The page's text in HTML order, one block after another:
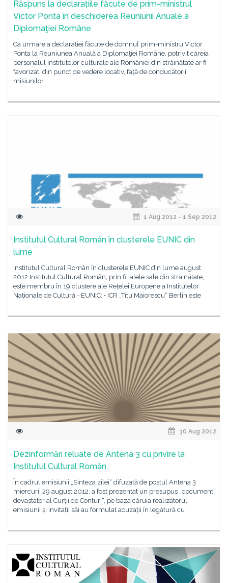
Răspuns la declarațiile făcute de prim-ministrul
Victor Ponta în deschiderea Reuniunii Anuale a
Diplomaţiei Române
Ca urmare a declarației făcute de domnul prim-ministru Victor
Ponta la Reuniunea Anuală a Diplomaţiei Române, potrivit căreia
personalul institutelor culturale ale României din străinătate ar fi
favorizat, din punct de vedere locativ, față de conducătorii
misiunilor
1 Aug 2012 - 1 Sep 2012
Institutul Cultural Român în clusterele EUNIC din
lume
Institutul Cultural Român în clusterele EUNIC din lume august
2012 Institutul Cultural Român, prin filialele sale din străinătate,
este membru în 19 clustere ale Rețelei Europene a Institutelor
Naționale de Cultură - EUNIC: • ICR „Titu Maiorescu“ Berlin este
30 Aug 2012
Dezinformări reluate de Antena 3 cu privire la
Institutul Cultural Român
În cadrul emisiunii „Sinteza zilei“ difuzată de postul Antena 3
miercuri, 29 august 2012, a fost prezentat un presupus „document
devastator al Curții de Conturi“, pe baza căruia realizatorul
emisiunii și invitații săi au formulat acuzații în legătură cu